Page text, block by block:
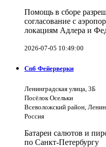
Помощь в сборе
согласование с
локациям Адлера и
2026-07-05 10:49:00
Спб Фейерверки
Ленинградская улица, 3Б
Посёлок Осельки
Всеволожский район,
Россия
Батареи салютов и
по Санкт-Петербургу